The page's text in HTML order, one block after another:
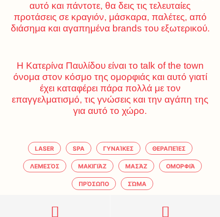
αυτό και πάντοτε, θα δεις τις τελευταίες
προτάσεις σε κραγιόν, μάσκαρα, παλέτες, από
διάσημα και αγαπημένα brands του εξωτερικού.
Η Κατερίνα Παυλίδου είναι το talk of the town
όνομα στον κόσμο της ομορφιάς και αυτό γιατί
έχει καταφέρει πάρα πολλά με τον
επαγγελματισμό, τις γνώσεις και την αγάπη της
για αυτό το χώρο.
LASER SPA ΓΥΝΑΊΚΕΣ ΘΕΡΑΠΕΊΕΣ
ΛΕΜΕΣΌΣ ΜΑΚΙΓΙΆΖ ΜΑΣΆΖ ΟΜΟΡΦΙΆ
ΠΡΌΣΩΠΟ ΣΏΜΑ